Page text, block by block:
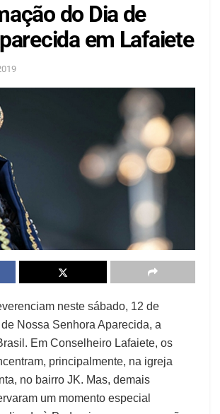
do Dia de
em Lafaiete
neste sábado, 12 de
Nossa Senhora Aparecida, a
Em Conselheiro Lafaiete, os
principalmente, na igreja
no bairro JK. Mas, demais
um momento especial